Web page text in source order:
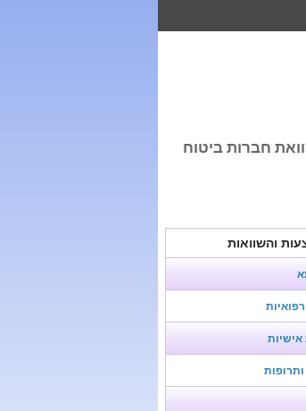
חברות ביטוח
והשוואות
אישיות